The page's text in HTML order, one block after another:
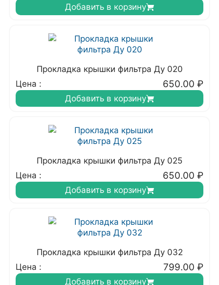
Добавить в корзину
Прокладка крышки фильтра Ду 020
Цена :
650.00 ₽
Добавить в корзину
Прокладка крышки фильтра Ду 025
Цена :
650.00 ₽
Добавить в корзину
Прокладка крышки фильтра Ду 032
Цена :
799.00 ₽
Добавить в корзину